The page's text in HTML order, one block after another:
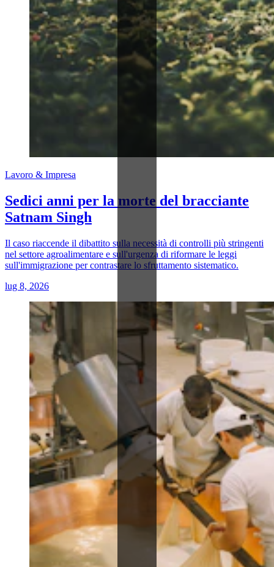
Lavoro & Impresa
Sedici anni per la morte del bracciante
Satnam Singh
Il caso riaccende il dibattito sulla necessità di controlli più stringenti
nel settore agroalimentare e sull'urgenza di riformare le leggi
sull'immigrazione per contrastare lo sfruttamento sistematico.
lug 8, 2026